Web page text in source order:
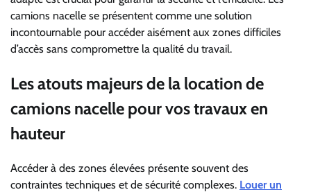
camions nacelle se présentent comme une solution
incontournable pour accéder aisément aux zones difficiles
d’accès sans compromettre la qualité du travail.
Les atouts majeurs de la location de
camions nacelle pour vos travaux en
hauteur
Accéder à des zones élevées présente souvent des
contraintes techniques et de sécurité complexes. Louer un